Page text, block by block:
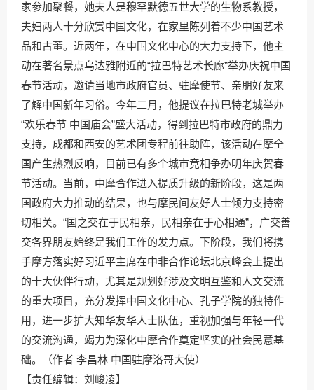
家参加聚餐，她夫人是穆罕默德五世大学的生物系教授，
夫妇两人十分欣赏中国文化，在家里陈列着不少中国艺术
品和古董。近两年，在中国文化中心的大力支持下，他主
动在著名景点乌达雅附近的“拉巴特艺术长廊”举办庆祝中国
春节活动，邀请当地市政府官员、驻摩使节、亲朋好友来
了解中国新年习俗。今年二月，他提议在拉巴特老城举办
“欢乐春节 中国庙会”盛大活动，得到拉巴特市政府的鼎力
支持，成都和西安的艺术团专程前往助阵，该活动在摩全
国产生热烈反响，目前已有多个城市竞相争办明年庆贺春
节活动。当前，中摩合作进入提质升级的新阶段，这是两
国政府大力推动的结果，也与摩民间友好人士倾力支持密
切相关。“国之交在于民相亲，民相亲在于心相通”，广交善
交各界朋友始终是我们工作的发力点。下阶段，我们将携
手摩方落实好习近平主席在中非合作论坛北京峰会上提出
的十大伙伴行动，尤其是规划好涉及文明互鉴和人文交流
的重大项目，充分发挥中国文化中心、孔子学院的独特作
用，进一步扩大知华友华人士队伍，重视加强与年轻一代
的交流沟通，竭力为深化中摩合作奠定坚实的社会民意基
础。（作者 李昌林 中国驻摩洛哥大使）
【责任编辑：刘峻凌】